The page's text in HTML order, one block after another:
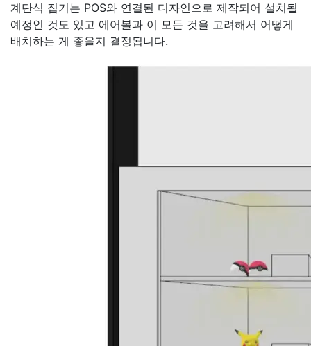
계단식 집기는 POS와 연결된 디자인으로 제작되어 설치될
예정인 것도 있고 에어볼과 이 모든 것을 고려해서 어떻게
배치하는 게 좋을지 결정됩니다.